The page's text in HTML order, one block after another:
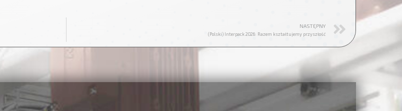
NASTĘPNY
(Polski) Interpack 2026: Razem kształtujemy przyszłość